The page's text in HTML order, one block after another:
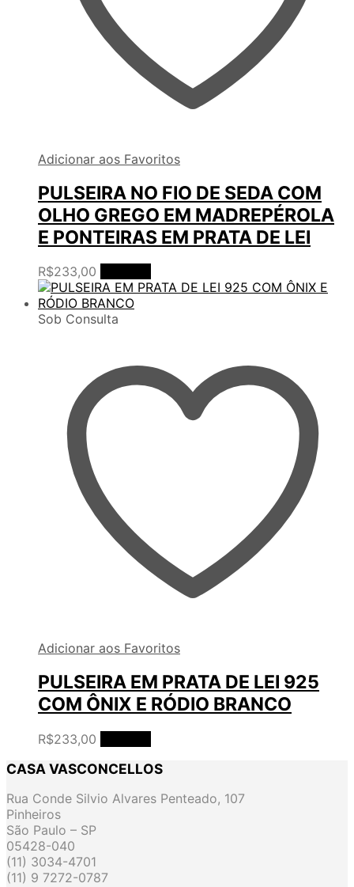
Adicionar aos Favoritos
PULSEIRA NO FIO DE SEDA COM
OLHO GREGO EM MADREPÉROLA
E PONTEIRAS EM PRATA DE LEI
R$233,00
Sob Consulta
Adicionar aos Favoritos
PULSEIRA EM PRATA DE LEI 925
COM ÔNIX E RÓDIO BRANCO
R$233,00
CASA VASCONCELLOS
Rua Conde Silvio Alvares Penteado, 107
Pinheiros
São Paulo – SP
05428-040
(11) 3034-4701
(11) 9 7272-0787